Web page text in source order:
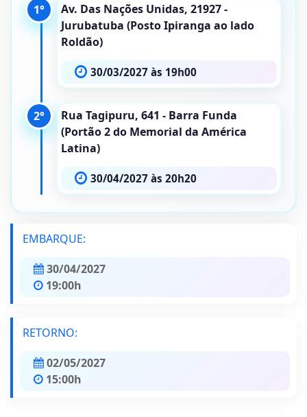
1°
Av. Das Nações Unidas, 21927 -
Jurubatuba (Posto Ipiranga ao lado
Roldão)
30/03/2027 às 19h00
2°
Rua Tagipuru, 641 - Barra Funda
(Portão 2 do Memorial da América
Latina)
30/04/2027 às 20h20
EMBARQUE:
30/04/2027
19:00h
RETORNO:
02/05/2027
15:00h